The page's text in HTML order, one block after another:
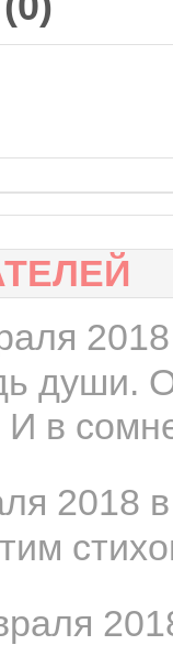
души.
в
2018